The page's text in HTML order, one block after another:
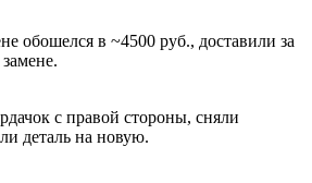
обошелся в ~4500 руб., доставили за
с правой стороны, сняли
деталь на новую.